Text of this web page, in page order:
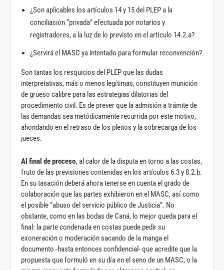
¿Son aplicables los artículos 14 y 15 del PLEP a la
conciliación “privada” efectuada por notarios y
registradores, a la luz de lo previsto en el artículo 14.2.a?
¿Servirá el MASC ya intentado para formular reconvención?
Son tantas los resquicios del PLEP que las dudas
interpretativas, más o menos legítimas, constituyen munición
de grueso calibre para las estrategias dilatorias del
procedimiento civil. Es de prever que la admisión a trámite de
las demandas sea metódicamente recurrida por este motivo,
ahondando en el retraso de los pleitos y la sobrecarga de los
jueces.
Al final de proceso, al calor de la disputa en torno a las costas,
fruto de las previsiones contenidas en los artículos 6.3 y 8.2.b.
En su tasación deberá ahora tenerse en cuenta el grado de
colaboración que las partes exhibieron en el MASC, así como
el posible “abuso del servicio público de Justicia”. No
obstante, como en las bodas de Caná, lo mejor queda para el
final: la parte condenada en costas puede pedir su
exoneración o moderación sacando de la manga el
documento -hasta entonces confidencial- que acredite que la
propuesta que formuló en su día en el seno de un MASC, o la